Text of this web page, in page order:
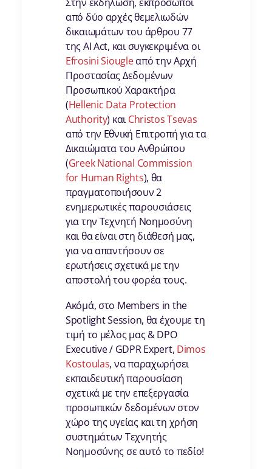
από δύο αρχές θεμελιωδών
δικαιωμάτων του άρθρου 77
της AI Act, και συγκεκριμένα οι
Efrosini Siougleαπό την Αρχή
Προστασίας Δεδομένων
Προσωπικού Χαρακτήρα
(Hellenic Data Protection
Authority) καιChristos Tsevas
από την Εθνική Επιτροπή για τα
Δικαιώματα του Ανθρώπου
(Greek National Commission
for Human Rights), θα
πραγματοποιήσουν 2
ενημερωτικές παρουσιάσεις
για την Τεχνητή Νοημοσύνη
και θα είναι στη διάθεσή μας,
για να απαντήσουν σε
ερωτήσεις σχετικά με την
αποστολή του φορέα τους.
Ακόμά, στο Members in the
Spotlight Session, θα έχουμε τη
τιμή το μέλος μας & DPO
Executive / GDPR Expert, Dimos
Kostoulas, να παραχωρήσει
εκπαιδευτική παρουσίαση
σχετικά με την επεξεργασία
προσωπικών δεδομένων στον
χώρο της υγείας και τη χρήση
συστημάτων Τεχνητής
Νοημοσύνης σε αυτό το πεδίο!